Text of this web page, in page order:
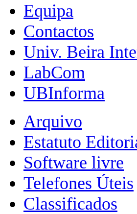
Equipa
Contactos
Univ. Beira
LabCom
UBInforma
Arquivo
Estatuto
Software livre
Telefones Úteis
Classificados